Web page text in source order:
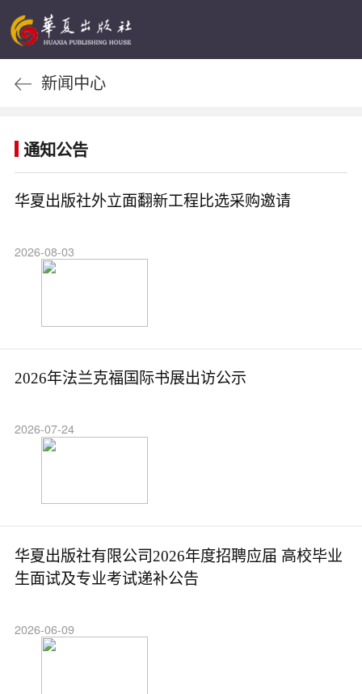
新闻中心
通知公告
华夏出版社外立面翻新工程比选采购邀请
2026-08-03
2026年法兰克福国际书展出访公示
2026-07-24
华夏出版社有限公司2026年度招聘应届 高校毕业
生面试及专业考试递补公告
2026-06-09